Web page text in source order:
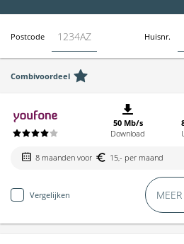
Postcode Huisnr.
Combivoordeel
50 Mb/s
Download
8 maanden voor 15,- per maand
Vergelijken